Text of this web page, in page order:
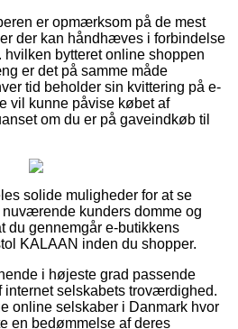
er opmærksom på de mest
der kan håndhæves i forbindelse
hvilken bytteret online shoppen
er det på samme måde
tid beholder sin kvittering på e-
vil kunne påvise købet af
om du er på gaveindkøb til
solide muligheder for at se
kunders domme og
du gennemgår e-butikkens
KALAAN inden du shopper.
i højeste grad passende
internet selskabets troværdighed.
online selskaber i Danmark hvor
en bedømmelse af deres